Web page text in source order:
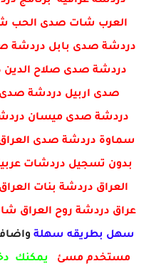
العرب شات صدى الحب
دردشة صدى بابل دردشة
دردشة صدى صلاح
صدى اربيل دردشة صدى
دردشة صدى ميسان
سماوة دردشة صدى
بدون تسجيل دردشات
العراق دردشة بنات
عراق دردشة روح العراق
سهل بطريقه سهلة
مستخدم مسئ يمكنك